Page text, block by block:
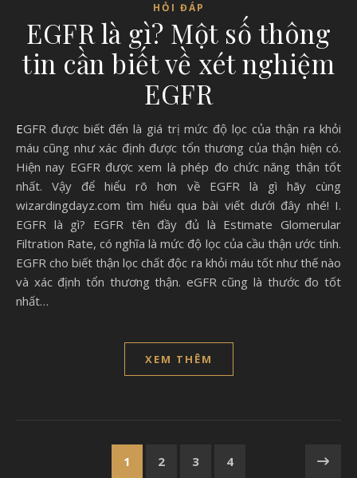
HỎI ĐÁP
EGFR là gì? Một số thông
tin cần biết về xét nghiệm
EGFR
EGFR được biết đến là giá trị mức độ lọc của thận ra khỏi
máu cũng như xác định được tổn thương của thận hiện có.
Hiện nay EGFR được xem là phép đo chức năng thận tốt
nhất. Vậy để hiểu rõ hơn về EGFR là gì hãy cùng
wizardingdayz.com tìm hiểu qua bài viết dưới đây nhé! I.
EGFR là gì? EGFR tên đầy đủ là Estimate Glomerular
Filtration Rate, có nghĩa là mức độ lọc của cầu thận ước tính.
EGFR cho biết thận lọc chất độc ra khỏi máu tốt như thế nào
và xác định tổn thương thận. eGFR cũng là thước đo tốt
nhất…
XEM THÊM
1 2 3 4